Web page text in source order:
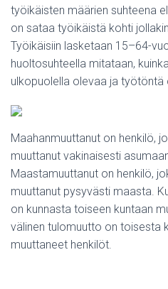
työikäisten määrien suhteena
on sataa työikäistä kohti
Työikäisiin lasketaan 15–64-
huoltosuhteella mitataan,
ulkopuolella olevaa ja
Maahanmuuttanut on henkilö,
muuttanut vakinaisesti
Maastamuuttanut on henkilö,
muuttanut pysyvästi maasta.
on kunnasta toiseen kuntaan
välinen tulomuutto on toisesta
muuttaneet henkilöt.